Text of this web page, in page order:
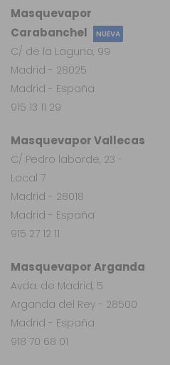
Masquevapor Arganda
Avda. de Madrid, 5
Arganda del Rey - 28500
Madrid - España
918 70 68 01
Masquevapor
Carabanchel
NUEVA
C/ de la Laguna, 99
Madrid - 28025
Madrid - España
915 13 11 29
Masquevapor Vallecas
C/ Pedro laborde, 23 -
Local 7
Madrid - 28018
Madrid - España
915 27 12 11